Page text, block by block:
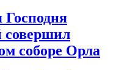
совершил
соборе Орла